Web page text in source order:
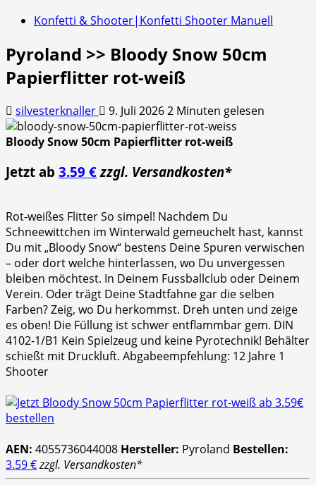
Konfetti & Shooter|Konfetti Shooter Manuell
Pyroland >> Bloody Snow 50cm
Papierflitter rot-weiß
silvesterknaller 9. Juli 20262 Minuten gelesen
Bloody Snow 50cm Papierflitter rot-weiß
Jetzt ab 3.59 € zzgl. Versandkosten*
Rot-weißes Flitter So simpel! Nachdem Du
Schneewittchen im Winterwald gemeuchelt hast, kannst
Du mit „Bloody Snow“ bestens Deine Spuren verwischen
– oder dort welche hinterlassen, wo Du unvergessen
bleiben möchtest. In Deinem Fussballclub oder Deinem
Verein. Oder trägt Deine Stadtfahne gar die selben
Farben? Zeig, wo Du herkommst. Dreh unten und zeige
es oben! Die Füllung ist schwer entflammbar gem. DIN
4102-1/B1 Kein Spielzeug und keine Pyrotechnik! Behälter
schießt mit Druckluft. Abgabeempfehlung: 12 Jahre 1
Shooter
AEN: 4055736044008 Hersteller: Pyroland Bestellen:
3.59 €zzgl. Versandkosten*